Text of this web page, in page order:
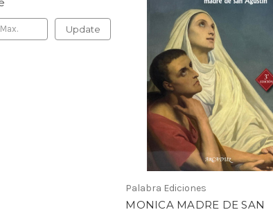
Update
Palabra Ediciones
MONICA MADRE DE SAN